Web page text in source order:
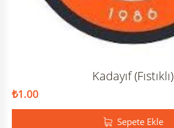
Kadayıf (Fıstıklı)
₺1.00
Sepete Ekle